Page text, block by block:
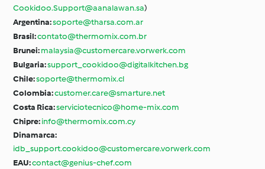
Cookidoo.Support@aanalawan.sa)
Argentina:soporte@tharsa.com.ar
Brasil:contato@thermomix.com.br
Brunei:malaysia@customercare.vorwerk.com
Bulgaria:support_cookidoo@digitalkitchen.bg
Chile:soporte@thermomix.cl
Colombia:customer.care@smarture.net
Costa Rica:serviciotecnico@home-mix.com
Chipre:info@thermomix.com.cy
Dinamarca:
idb_support.cookidoo@customercare.vorwerk.com
EAU:contact@genius-chef.com